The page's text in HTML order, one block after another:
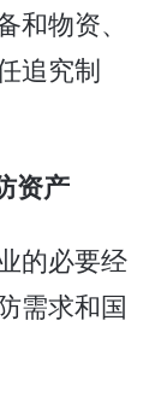
物资、
追究制
资产
的必要经
需求和国